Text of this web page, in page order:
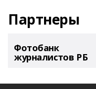
Партнеры
Фотобанк
журналистов РБ